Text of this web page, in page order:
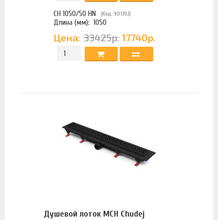
CH 1050/50 HN (Код: 901392)
Длина (мм): 1050
Цена: 33425р. 17740р.
Душевой лоток MCH Chudej